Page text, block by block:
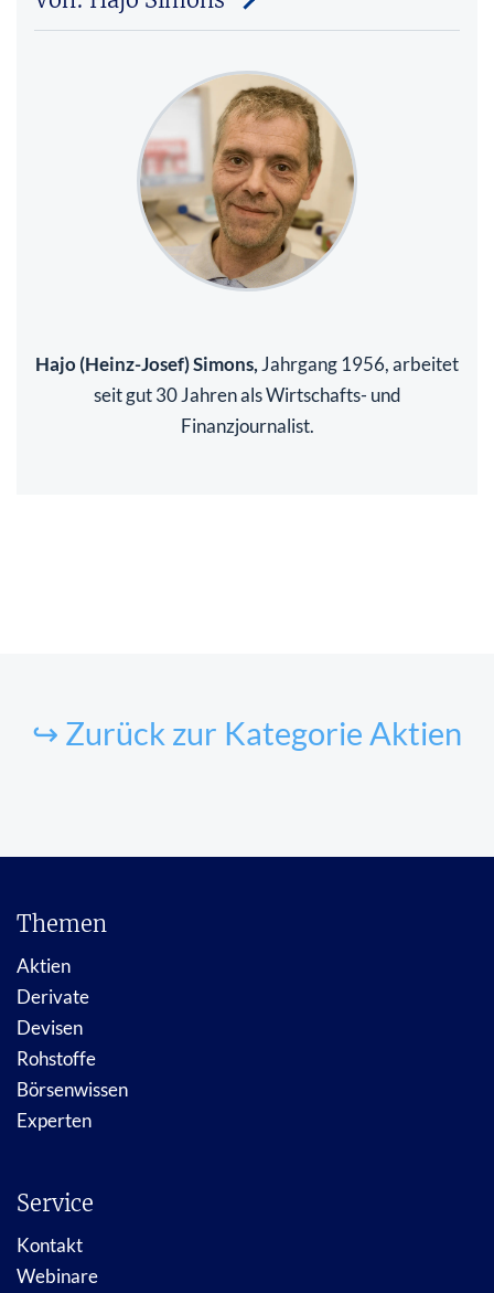
Hajo (Heinz-Josef) Simons, Jahrgang 1956, arbeitet
seit gut 30 Jahren als Wirtschafts- und
Finanzjournalist.
↪ Zurück zur Kategorie Aktien
Themen
Aktien
Derivate
Devisen
Rohstoffe
Börsenwissen
Experten
Service
Kontakt
Webinare